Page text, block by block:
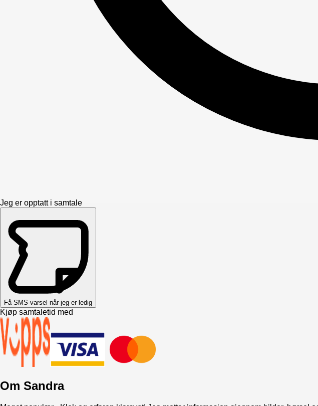
Jeg er opptatt i samtale
Få SMS-varsel når jeg er ledig
Kjøp samtaletid med
Om Sandra